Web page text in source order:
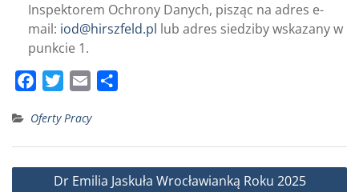
Inspektorem Ochrony Danych, pisząc na adres e-
mail: iod@hirszfeld.pl lub adres siedziby wskazany w
punkcie 1.
c
e
b
i
t
t
e
a
i
l
r
e
Oferty Pracy
Nawigacja
Dr Emilia Jaskuła Wrocławianką Roku 2025